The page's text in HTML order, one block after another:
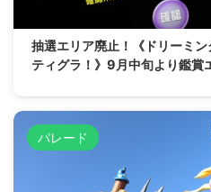
抽選エリア廃止！《ドリーミ
ティグラ！》9月中旬より鑑賞
パレード